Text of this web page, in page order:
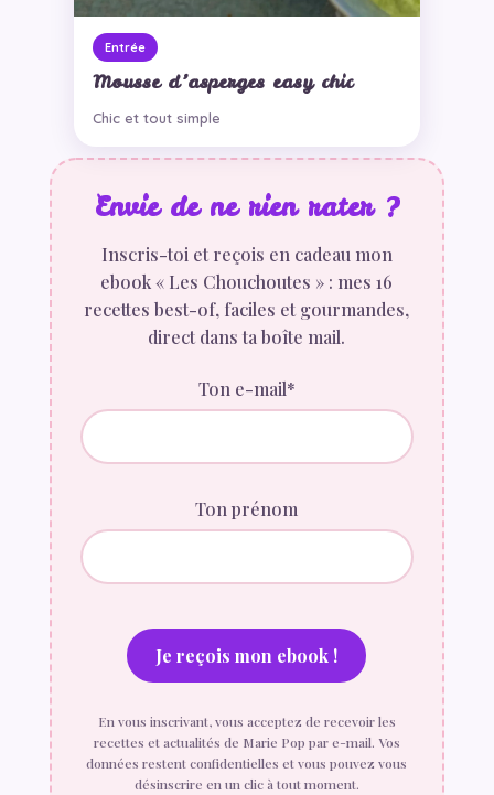
Entrée
Mousse d’asperges easy chic
Chic et tout simple
Envie de ne rien rater ?
Inscris-toi et reçois en cadeau mon
ebook « Les Chouchoutes » : mes 16
recettes best-of, faciles et gourmandes,
direct dans ta boîte mail.
Ton e-mail*
Ton prénom
En vous inscrivant, vous acceptez de recevoir les
recettes et actualités de Marie Pop par e-mail. Vos
données restent confidentielles et vous pouvez vous
désinscrire en un clic à tout moment.